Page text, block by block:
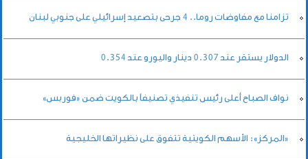
تزامنا مع مفاوضات روما.. 4 جرحى بتصعيد إسرائيلي على جنوبي لبنان
الدولار يستقر عند 0.307 دينار واليورو عند 0.354
نواف الصباح أعلى رئيس تنفيذي تصنيفاً بالكويت ضمن «فوربس»
«المركز»: الأسهم الكويتية تتفوق على نظيراتها الخليجية